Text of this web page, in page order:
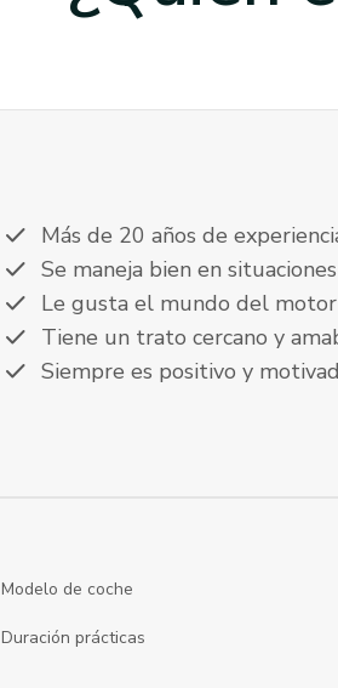
check Más de 20 años de
check Se maneja bien en
check Le gusta el mundo del motor
check Tiene un trato cercano y
check Siempre es positivo y
Modelo de coche
Duración prácticas